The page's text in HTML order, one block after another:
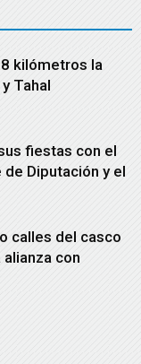
kilómetros la
Tahal
fiestas con el
Diputación y el
calles del casco
con